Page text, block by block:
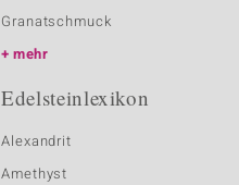
Granatschmuck
mehr
Edelsteinlexikon
Alexandrit
Amethyst